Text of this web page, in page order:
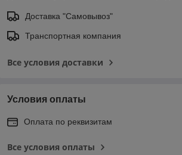
Доставка "Самовывоз"
Транспортная компания
Все условия доставки
Условия оплаты
Оплата по реквизитам
Все условия оплаты